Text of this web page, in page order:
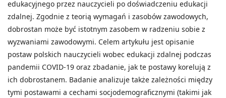
edukacyjnego przez nauczycieli po doświadczeniu edukacji
zdalnej. Zgodnie z teorią wymagań i zasobów zawodowych,
dobrostan może być istotnym zasobem w radzeniu sobie z
wyzwaniami zawodowymi. Celem artykułu jest opisanie
postaw polskich nauczycieli wobec edukacji zdalnej podczas
pandemii COVID-19 oraz zbadanie, jak te postawy korelują z
ich dobrostanem. Badanie analizuje także zależności między
tymi postawami a cechami socjodemograficznymi (takimi jak